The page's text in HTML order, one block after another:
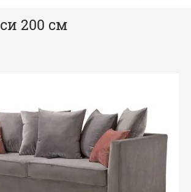
200 см